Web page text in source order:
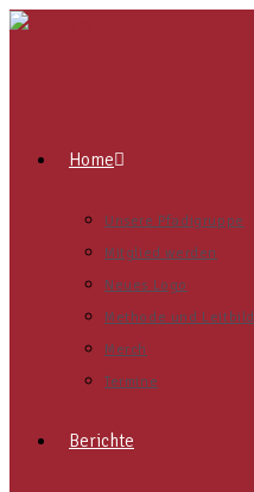
Home
Unsere Pfadigruppe
Mitglied werden
Neues Logo
Methode und Leitbild
Merch
Termine
Berichte